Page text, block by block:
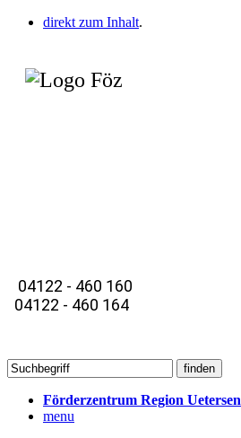
direkt zum Inhalt.
04122 - 460 160
04122 - 460 164
Förderzentrum Region Uetersen
menu